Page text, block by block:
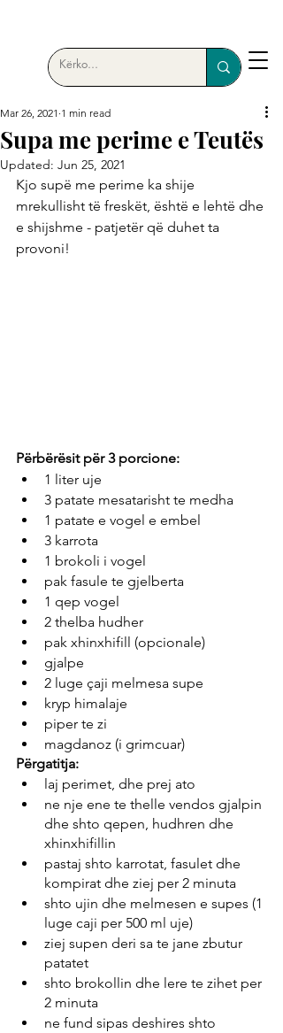
Supa me perime e Teutës
Mar 26, 2021 1 min read
Updated: Jun 25, 2021
Kjo supë me perime ka shije
mrekullisht të freskët, është e lehtë dhe
e shijshme - patjetër që duhet ta
provoni!
Përbërësit për 3 porcione:
1 liter uje
3 patate mesatarisht te medha
1 patate e vogel e embel
3 karrota
1 brokoli i vogel
pak fasule te gjelberta
1 qep vogel
2 thelba hudher
pak xhinxhifill (opcionale)
gjalpe
2 luge çaji melmesa supe
kryp himalaje
piper te zi
magdanoz (i grimcuar)
Përgatitja:
laj perimet, dhe prej ato
ne nje ene te thelle vendos gjalpin
dhe shto qepen, hudhren dhe
xhinxhifillin
pastaj shto karrotat, fasulet dhe
kompirat dhe ziej per 2 minuta
shto ujin dhe melmesen e supes (1
luge caji per 500 ml uje)
ziej supen deri sa te jane zbutur
patatet
shto brokollin dhe lere te zihet per
2 minuta
ne fund sipas deshires shto